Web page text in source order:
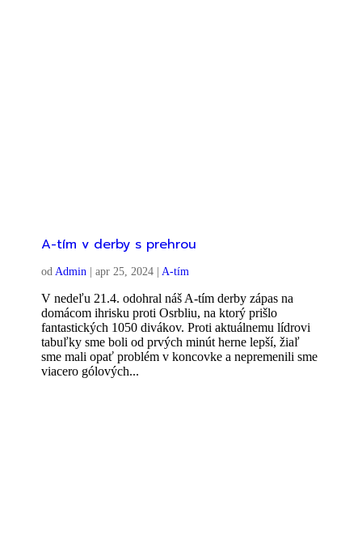
A-tím v derby s prehrou
od Admin |apr 25, 2024 | A-tím
V nedeľu 21.4. odohral náš A-tím derby zápas na
domácom ihrisku proti Osrbliu, na ktorý prišlo
fantastických 1050 divákov. Proti aktuálnemu lídrovi
tabuľky sme boli od prvých minút herne lepší, žiaľ
sme mali opať problém v koncovke a nepremenili sme
viacero gólových...